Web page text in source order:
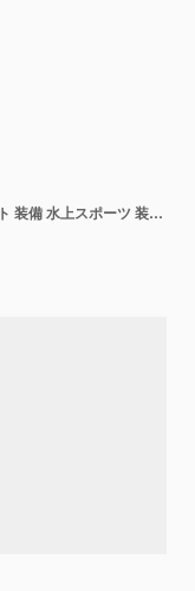
オレンジ色のセーフティ・ライフ・ベスト 装備 水上スポーツ 装備 浮力補助 個人浮遊装置 緊急救助 ボートアクセサリー